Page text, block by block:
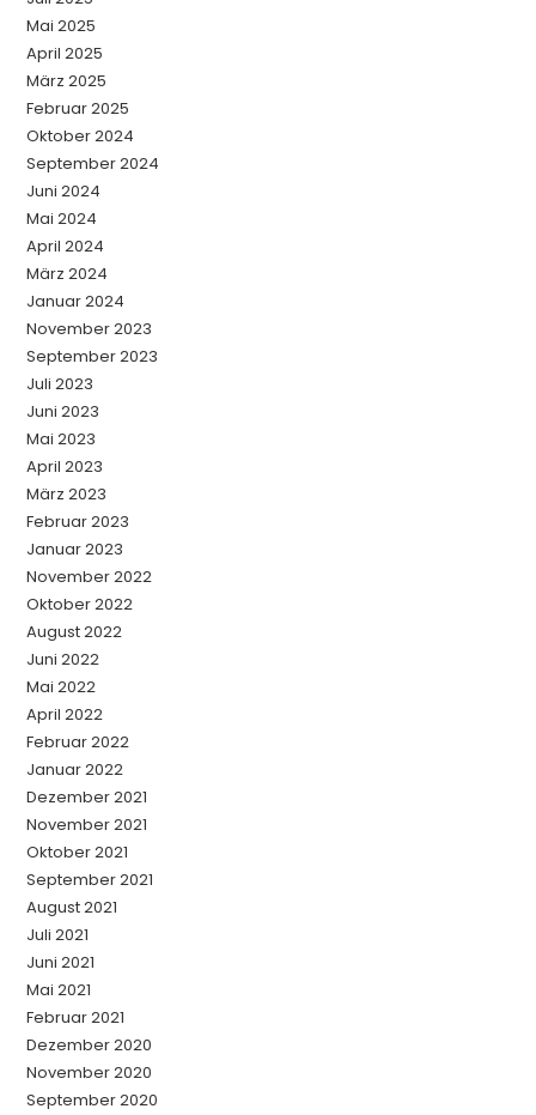
Mai 2025
April 2025
März 2025
Februar 2025
Oktober 2024
September 2024
Juni 2024
Mai 2024
April 2024
März 2024
Januar 2024
November 2023
September 2023
Juli 2023
Juni 2023
Mai 2023
April 2023
März 2023
Februar 2023
Januar 2023
November 2022
Oktober 2022
August 2022
Juni 2022
Mai 2022
April 2022
Februar 2022
Januar 2022
Dezember 2021
November 2021
Oktober 2021
September 2021
August 2021
Juli 2021
Juni 2021
Mai 2021
Februar 2021
Dezember 2020
November 2020
September 2020